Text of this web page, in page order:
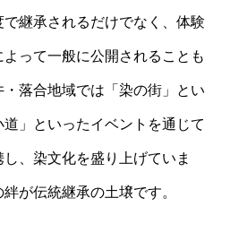
継承されるだけでなく、体験
って一般に公開されることも
落合地域では「染の街」とい
」といったイベントを通じて
、染文化を盛り上げていま
が伝統継承の土壌です。